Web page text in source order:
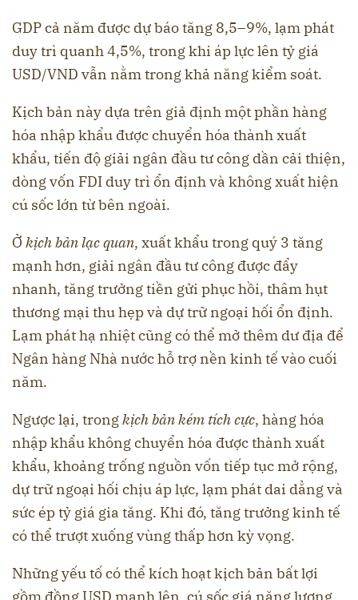
GDP cả năm được dự báo tăng 8,5–9%, lạm phát
duy trì quanh 4,5%, trong khi áp lực lên tỷ giá
USD/VND vẫn nằm trong khả năng kiểm soát.
Kịch bản này dựa trên giả định một phần hàng
hóa nhập khẩu được chuyển hóa thành xuất
khẩu, tiến độ giải ngân đầu tư công dần cải thiện,
dòng vốn FDI duy trì ổn định và không xuất hiện
cú sốc lớn từ bên ngoài.
Ở kịch bản lạc quan, xuất khẩu trong quý 3 tăng
mạnh hơn, giải ngân đầu tư công được đẩy
nhanh, tăng trưởng tiền gửi phục hồi, thâm hụt
thương mại thu hẹp và dự trữ ngoại hối ổn định.
Lạm phát hạ nhiệt cũng có thể mở thêm dư địa để
Ngân hàng Nhà nước hỗ trợ nền kinh tế vào cuối
năm.
Ngược lại, trongkịch bản kém tích cực, hàng hóa
nhập khẩu không chuyển hóa được thành xuất
khẩu, khoảng trống nguồn vốn tiếp tục mở rộng,
dự trữ ngoại hối chịu áp lực, lạm phát dai dẳng và
sức ép tỷ giá gia tăng. Khi đó, tăng trưởng kinh tế
có thể trượt xuống vùng thấp hơn kỳ vọng.
Những yếu tố có thể kích hoạt kịch bản bất lợi
gồm đồng USD mạnh lên, cú sốc giá năng lượng,